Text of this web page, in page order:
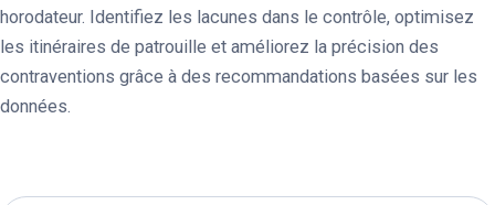
horodateur. Identifiez les lacunes dans le contrôle, optimisez
les itinéraires de patrouille et améliorez la précision des
contraventions grâce à des recommandations basées sur les
données.